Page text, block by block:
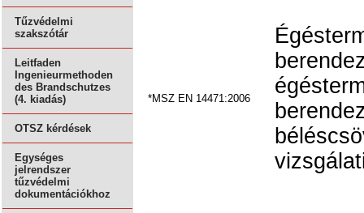
Tűzvédelmi
szakszótár
Leitfaden
Ingenieurmethoden
des Brandschutzes
(4. kiadás)
OTSZ kérdések
Egységes
jelrendszer
tűzvédelmi
dokumentációkhoz
*MSZ EN 14471:2006